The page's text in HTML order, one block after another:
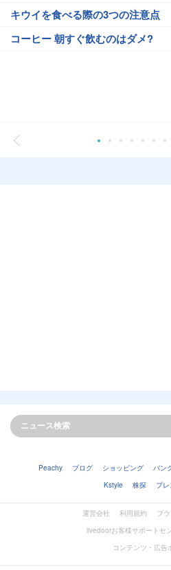
キウイを食べる際の3つの注意点
コーヒー 朝すぐ飲むのはダメ?
Peachy ブログ ショッピング バン
Kstyle
株探 プ
運営会社 利用規約
プ
livedoorお客様サポートセ
コンテンツ・広告